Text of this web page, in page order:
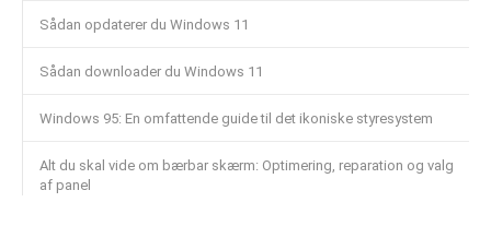
Sådan opdaterer du Windows 11
Sådan downloader du Windows 11
Windows 95: En omfattende guide til det ikoniske styresystem
Alt du skal vide om bærbar skærm: Optimering, reparation og valg
af panel